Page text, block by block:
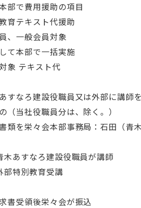
部で費用援助の項目
育テキスト代援助
、一般会員対象
て本部で一括実施
象 テキスト代
すなろ建設役職員又は外部に講師
（当社役職員分は、除く。）
類を栄々会本部事務局：石田（青
木あすなろ建設役職員が講師
部特別教育受講
書受領後栄々会が振込